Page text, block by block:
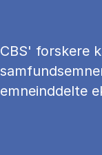
CBS' forskere
emneinddelte